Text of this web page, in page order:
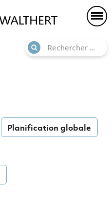
Planification globale